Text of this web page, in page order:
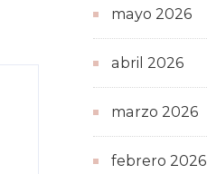
mayo 2026
abril 2026
marzo 2026
febrero 2026